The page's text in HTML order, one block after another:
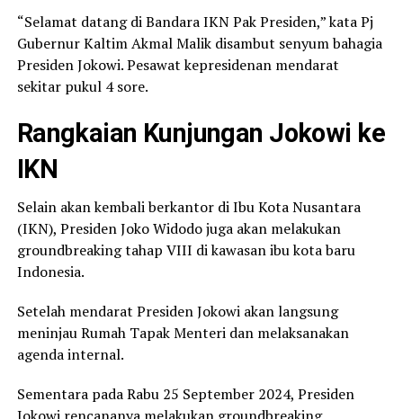
“Selamat datang di Bandara IKN Pak Presiden,” kata Pj
Gubernur Kaltim Akmal Malik disambut senyum bahagia
Presiden Jokowi. Pesawat kepresidenan mendarat
sekitar pukul 4 sore.
Rangkaian Kunjungan Jokowi ke
IKN
Selain akan kembali berkantor di Ibu Kota Nusantara
(IKN), Presiden Joko Widodo juga akan melakukan
groundbreaking tahap VIII di kawasan ibu kota baru
Indonesia.
Setelah mendarat Presiden Jokowi akan langsung
meninjau Rumah Tapak Menteri dan melaksanakan
agenda internal.
Sementara pada Rabu 25 September 2024, Presiden
Jokowi rencananya melakukan groundbreaking